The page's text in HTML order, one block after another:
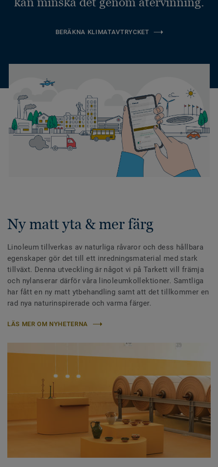
BERÄKNA KLIMATAVTRYCKET
Ny matt yta & mer färg
Linoleum tillverkas av naturliga råvaror och dess hållbara
egenskaper gör det till ett inredningsmaterial med stark
tillväxt. Denna utveckling är något vi på Tarkett vill främja
och nylanserar därför våra linoleumkollektioner. Samtliga
har fått en ny matt ytbehandling samt att det tillkommer en
rad nya naturinspirerade och varma färger.
LÄS MER OM NYHETERNA